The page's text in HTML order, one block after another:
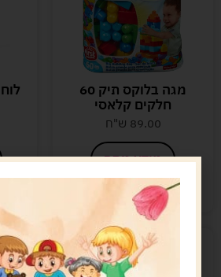
מגה בלוקס תיק 60
חלקים קלאסי
89.00 ש"ח
מידע נוסף
המלאי אזל